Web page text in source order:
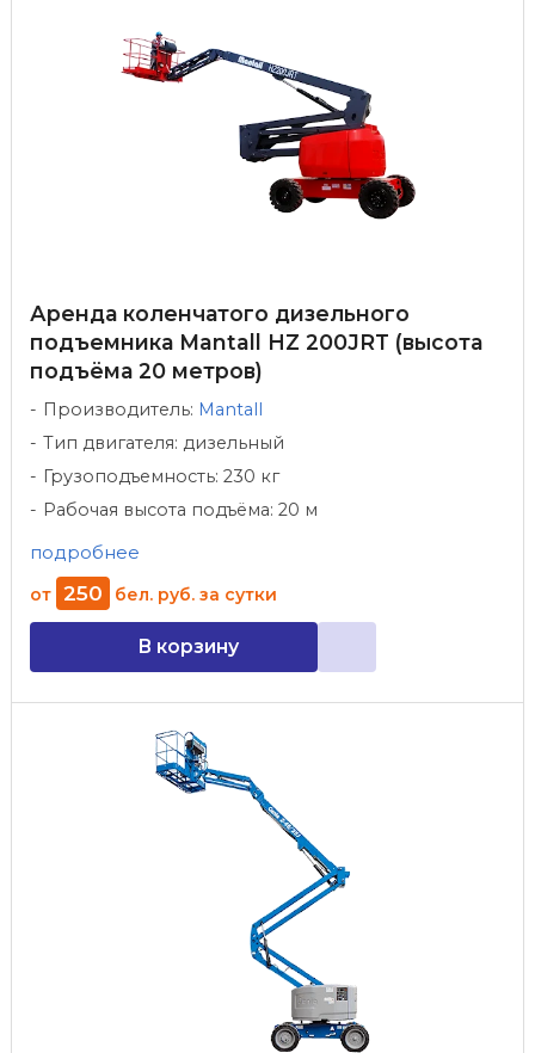
Аренда коленчатого дизельного
подъемника Mantall HZ 200JRT (высота
подъёма 20 метров)
Производитель: Mantall
Тип двигателя: дизельный
Грузоподъемность: 230 кг
Рабочая высота подъёма: 20 м
подробнее
от 250 бел. руб. за сутки
В корзину